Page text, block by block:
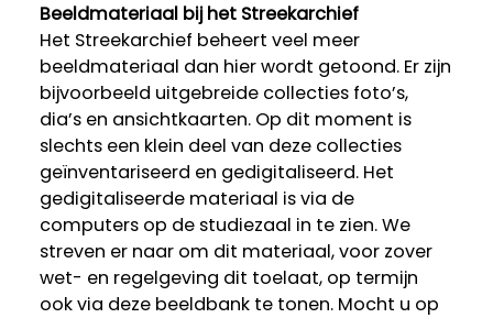
Beeldmateriaal bij het Streekarchief
Het Streekarchief beheert veel meer
beeldmateriaal dan hier wordt getoond. Er zijn
bijvoorbeeld uitgebreide collecties foto’s,
dia’s en ansichtkaarten. Op dit moment is
slechts een klein deel van deze collecties
geïnventariseerd en gedigitaliseerd. Het
gedigitaliseerde materiaal is via de
computers op de studiezaal in te zien. We
streven er naar om dit materiaal, voor zover
wet- en regelgeving dit toelaat, op termijn
ook via deze beeldbank te tonen. Mocht u op